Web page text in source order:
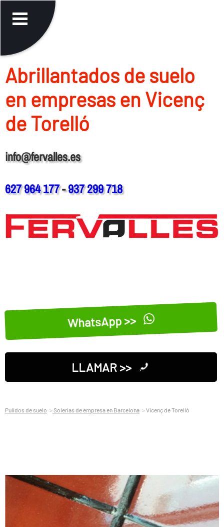
Abrillantados de suelo
en empresas en Vicenç
de Torelló
info@fervalles.es
627 964 177-937 299 718
WhatsApp >>
LLAMAR >>
Pulidos de suelo Solerias de empresa en Barcelona Vicenç de Torelló